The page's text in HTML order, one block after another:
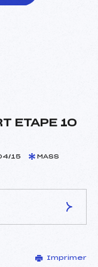
ETAPE 10
15 MASS
FELIX GAELLE ()
Imprimer